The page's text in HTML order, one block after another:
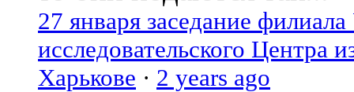
27 января заседание
исследовательского Центра
Харькове · 2 years ago